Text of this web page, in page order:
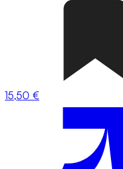
15,50 €